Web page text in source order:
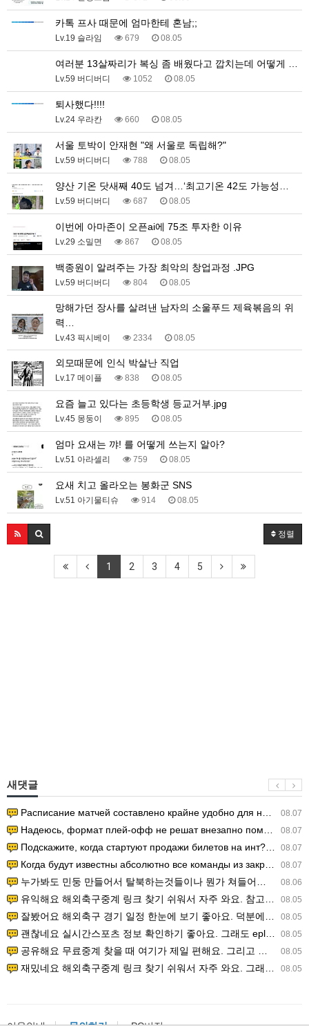
카톡 프사 때문에 엄마한테 혼남;;
Lv.19 슬라임 679 08.05
여러분 13살짜리가 복싱 좀 배웠다고 깝치는데 어떻게 …
Lv.59 버디버디 1052 08.05
퇴사했다!!!!
Lv.24 우라칸 660 08.05
서울 토박이 안재현 "왜 서울로 독립해?"
Lv.59 버디버디 788 08.05
양산 기온 닷새째 40도 넘겨…‘최고기온 42도 가능성…
Lv.59 버디버디 687 08.05
이번에 아마존이 오픈ai에 75조 투자한 이유
Lv.29 소밀면 867 08.05
백종원이 알려주는 가장 최악의 창업과정 .JPG
Lv.59 버디버디 804 08.05
망해가던 장사를 살려낸 남자의 소울푸드 제육볶음의 위
력…
Lv.43 픽시베이 2334 08.05
외모때문에 인식 박살난 직업
Lv.17 메이플 838 08.05
요즘 늘고 있다는 초등학생 등교거부.jpg
Lv.45 몽둥이 895 08.05
엄마 요새는 꺄! 를 어떻게 쓰는지 알아?
Lv.51 아라셀리 759 08.05
요새 치고 올라오는 봉화군 SNS
Lv.51 아기물티슈 914 08.05
정렬
1 2 3 4 5
새댓글
08.07
Расписание матчей составлено крайне удобно для нашего часово…
08.07
Надеюсь, формат плей-офф не решат внезапно поменять. https:/…
08.07
Подскажите, когда стартуют продажи билетов на инт? https://g…
08.07
Когда будут известны абсолютно все команды из закрытых квали…
08.06
누가봐도 민둥 만들어서 탈북하는것들이나 뭔가 쳐들어오는 낌새를 미리 알아차리기 위함이지 저걸 전쟁준비라고 하…
08.05
유익해요 해외축구중계 링크 찾기 쉬워서 자주 와요. 참고로 무료스포츠중계 정보 확인할 때 출처 꼭 체크해요.…
08.05
잘봤어요 해외축구 경기 일정 한눈에 보기 좋아요. 덕분에 epl중계 볼 때 공식 중계 채널 먼저 찾아봐요. …
08.05
괜찮네요 실시간스포츠 정보 확인하기 좋아요. 그래도 epl중계 볼 때 공식 중계 채널 먼저 찾아봐요. 북마크…
08.05
공유해요 무료중계 찾을 때 여기가 제일 편해요. 그리고 무료스포츠중계 정보 확인할 때 출처 꼭 체크해요. 앞…
08.05
재밌네요 해외축구중계 링크 찾기 쉬워서 자주 와요. 그래서 해외축구중계도 정식 서비스로 봐야 안전해요. 다음…